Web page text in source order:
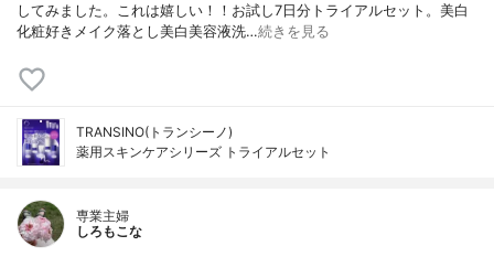
してみました。これは嬉しい！！お試し7日分トライアルセット。美白
化粧好きメイク落とし美白美容液洗…続きを見る
TRANSINO(トランシーノ)
薬用スキンケアシリーズ トライアルセット
専業主婦
しろもこな